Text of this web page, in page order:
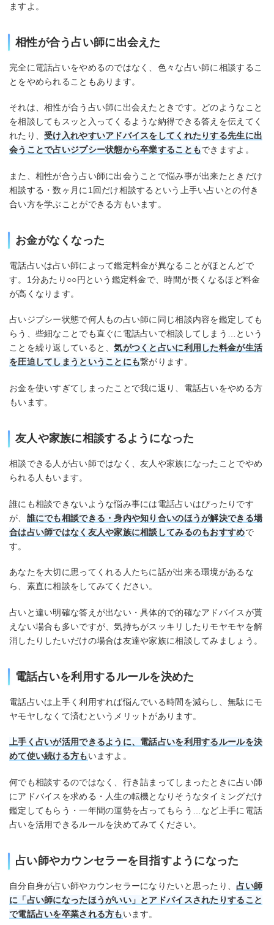
ますよ。
相性が合う占い師に出会えた
完全に電話占いをやめるのではなく、色々な占い師に相談するこ
とをやめられることもあります。
それは、相性が合う占い師に出会えたときです。どのようなこと
を相談してもスッと入ってくるような納得できる答えを伝えてく
れたり、受け入れやすいアドバイスをしてくれたりする先生に出
会うことで占いジプシー状態から卒業することもできますよ。
また、相性が合う占い師に出会うことで悩み事が出来たときだけ
相談する・数ヶ月に1回だけ相談するという上手い占いとの付き
合い方を学ぶことができる方もいます。
お金がなくなった
電話占いは占い師によって鑑定料金が異なることがほとんどで
す。1分あたり○○円という鑑定料金で、時間が長くなるほど料金
が高くなります。
占いジプシー状態で何人もの占い師に同じ相談内容を鑑定しても
らう、些細なことでも直ぐに電話占いで相談してしまう…という
ことを繰り返していると、気がつくと占いに利用した料金が生活
を圧迫してしまうということにも繋がります。
お金を使いすぎてしまったことで我に返り、電話占いをやめる方
もいます。
友人や家族に相談するようになった
相談できる人が占い師ではなく、友人や家族になったことでやめ
られる人もいます。
誰にも相談できないような悩み事には電話占いはぴったりです
が、 誰にでも相談できる・身内や知り合いのほうが解決できる場
合は占い師ではなく友人や家族に相談してみるのもおすすめで
す。
あなたを大切に思ってくれる人たちに話が出来る環境があるな
ら、素直に相談をしてみてください。
占いと違い明確な答えが出ない・具体的で的確なアドバイスが貰
えない場合も多いですが、気持ちがスッキリしたりモヤモヤを解
消したりしたいだけの場合は友達や家族に相談してみましょう。
電話占いを利用するルールを決めた
電話占いは上手く利用すれば悩んでいる時間を減らし、無駄にモ
ヤモヤしなくて済むというメリットがあります。
上手く占いが活用できるように、電話占いを利用するルールを決
めて使い続ける方もいますよ。
何でも相談するのではなく、行き詰まってしまったときに占い師
にアドバイスを求める・人生の転機となりそうなタイミングだけ
鑑定してもらう・一年間の運勢を占ってもらう…など上手に電話
占いを活用できるルールを決めてみてください。
占い師やカウンセラーを目指すようになった
自分自身が占い師やカウンセラーになりたいと思ったり、占い師
に「占い師になったほうがいい」とアドバイスされたりすること
で電話占いを卒業される方もいます。